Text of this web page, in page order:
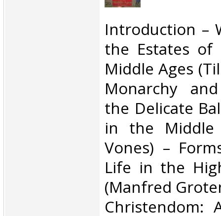
‎Introduction –
the Estates of
Middle Ages
Monarchy
the Delicate
in the Middle
Vones) –
Life in the
(Manfred
Christendom: